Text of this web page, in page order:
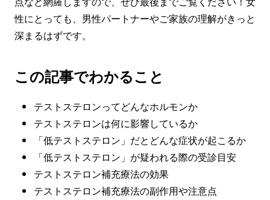
性にとっても、男性パートナーやご家族の理解がきっと
深まるはずです。
この記事でわかること
テストステロンってどんなホルモンか
テストステロンは何に影響しているか
「低テストステロン」だとどんな症状が起こるか
「低テストステロン」が疑われる際の受診目安
テストステロン補充療法の効果
テストステロン補充療法の副作用や注意点